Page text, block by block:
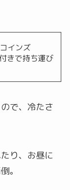
コインズ
きで持ち運び
で、冷たさ
り、お昼に
。